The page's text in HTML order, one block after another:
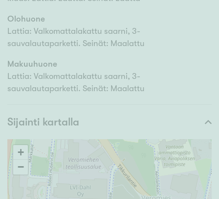
Olohuone
Lattia: Valkomattalakattu saarni, 3-
sauvalautaparketti. Seinät: Maalattu
Makuuhuone
Lattia: Valkomattalakattu saarni, 3-
sauvalautaparketti. Seinät: Maalattu
Sijainti kartalla
+
−